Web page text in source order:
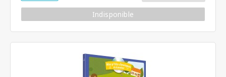
Indisponible